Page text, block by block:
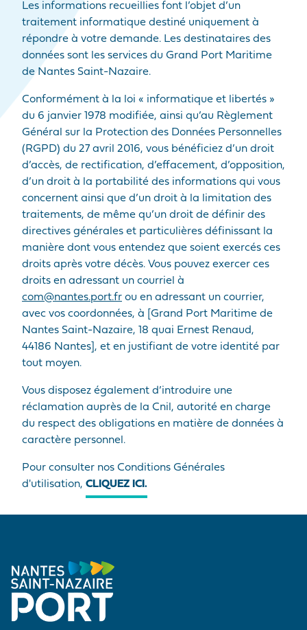
Les informations recueillies font l’objet d’un
traitement informatique destiné uniquement à
répondre à votre demande. Les destinataires des
données sont les services du Grand Port Maritime
de Nantes Saint-Nazaire.
Conformément à la loi « informatique et libertés »
du 6 janvier 1978 modifiée, ainsi qu’au Règlement
Général sur la Protection des Données Personnelles
(RGPD) du 27 avril 2016, vous bénéficiez d’un droit
d’accès, de rectification, d’effacement, d’opposition,
d’un droit à la portabilité des informations qui vous
concernent ainsi que d’un droit à la limitation des
traitements, de même qu’un droit de définir des
directives générales et particulières définissant la
manière dont vous entendez que soient exercés ces
droits après votre décès. Vous pouvez exercer ces
droits en adressant un courriel à
com@nantes.port.fr ou en adressant un courrier,
avec vos coordonnées, à [Grand Port Maritime de
Nantes Saint-Nazaire, 18 quai Ernest Renaud,
44186 Nantes], et en justifiant de votre identité par
tout moyen.
Vous disposez également d’introduire une
réclamation auprès de la Cnil, autorité en charge
du respect des obligations en matière de données à
caractère personnel.
Pour consulter nos Conditions Générales
d'utilisation, CLIQUEZ ICI.